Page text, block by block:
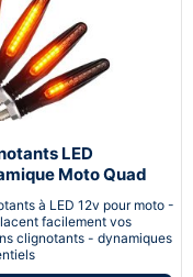
LED
Moto Quad
Next-Tech®
à LED 12v pour moto -
facilement vos
clignotants - dynamiques